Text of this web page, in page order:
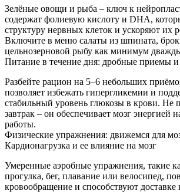
Зелёные овощи и рыба – ключ к
содержат фолиевую кислоту и DHA,
структуру нервных клеток и ускоряют их
Включите в меню салаты из шпината,
цельнозерновой рыбу как минимум
Питание в течение дня: дробные приемы
Разбейте рацион на 5–6 небольших
позволяет избежать гипергликемии и
стабильный уровень глюкозы в крови. Не
завтрак – он обеспечивает мозг энергией
работы.
Физические упражнения: движемся для
Кардионагрузка и ее влияние на мозг
Умеренные аэробные упражнения, такие
прогулка, бег, плавание или велосипед,
кровообращение и способствуют доставке